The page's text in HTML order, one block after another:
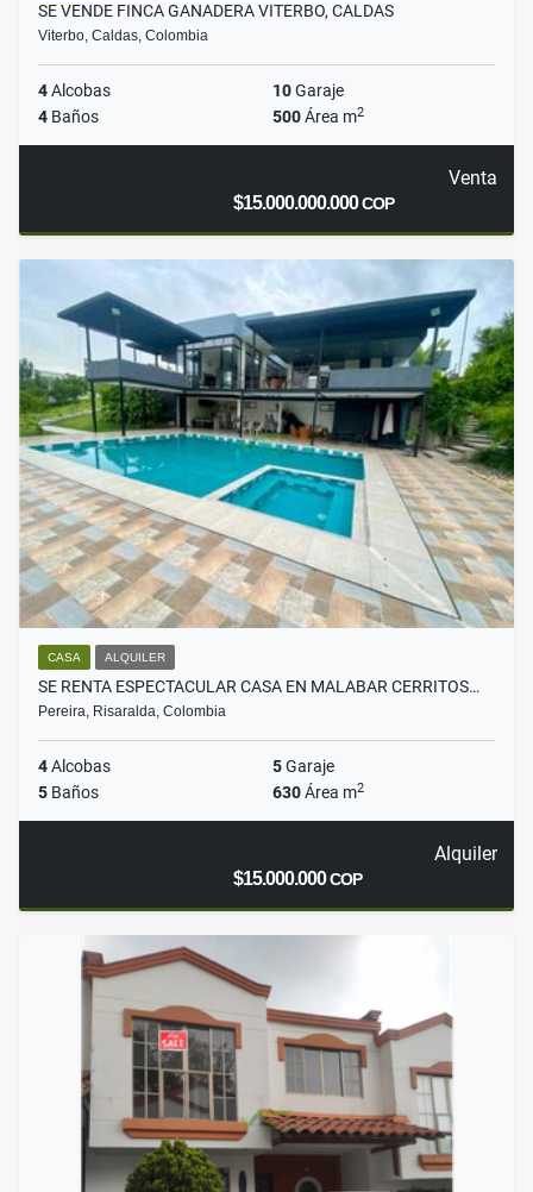
SE VENDE FINCA GANADERA VITERBO, CALDAS
Viterbo, Caldas, Colombia
4Alcobas 10Garaje
4 Baños 500Área m2
Venta
$15.000.000.000COP
CASA ALQUILER
SE RENTA ESPECTACULAR CASA EN MALABAR CERRITOS…
Pereira, Risaralda, Colombia
4Alcobas 5Garaje
5 Baños 630Área m2
Alquiler
$15.000.000COP